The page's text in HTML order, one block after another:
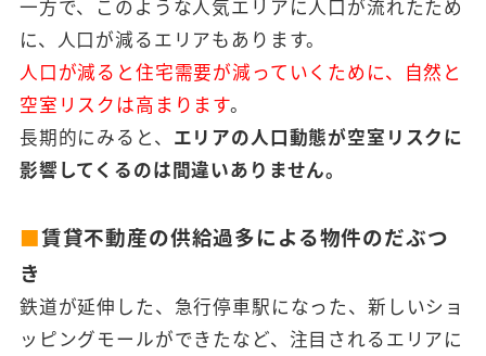
一方で、このような人気エリアに人口が流れたため
に、人口が減るエリアもあります。
人口が減ると住宅需要が減っていくために、自然と
空室リスクは高まります。
長期的にみると、 エリアの人口動態が空室リスクに
影響してくるのは間違いありません。
■賃貸不動産の供給過多による物件のだぶつ
き
鉄道が延伸した、急行停車駅になった、新しいショ
ッピングモールができたなど、注目されるエリアに